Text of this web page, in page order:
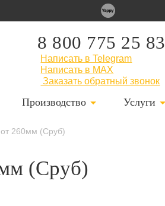
8 800 775 25 83
Написать в Telegram
Написать в MAX
Заказать обратный звонок
Производство Услуги
260мм (Сруб)
(Сруб)